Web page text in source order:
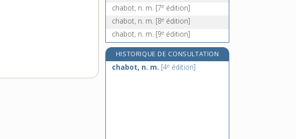
chabot, n. m. [7e édition]
chabot, n. m. [8e édition]
chabot, n. m. [9e édition]
HISTORIQUE DE CONSULTATION
chabot, n. m. [4e édition]